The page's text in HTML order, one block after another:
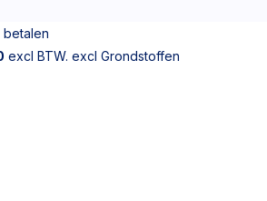
excl BTW. excl Grondstoffen